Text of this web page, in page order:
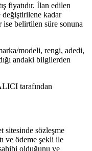
fiyatıdır. İlan edilen
değiştirilene kadar
belirtilen süre sonuna
modeli, rengi, adedi,
andaki bilgilerden
tarafından
sözleşme
ve ödeme şekli ile
olduğunu ve